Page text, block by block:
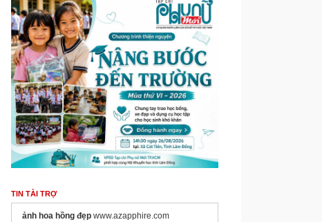
TIN TÀI TRỢ
ảnh hoa hồng đẹp www.azapphire.com